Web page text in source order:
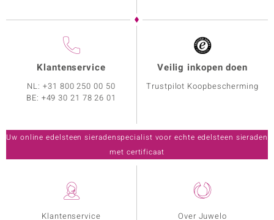
Klantenservice
Over Juwelo
Klantenservice
NL:+31 800 250 00 50
BE: +49 30 21 78 26 01
Veilig inkopen doen
Trustpilot Koopbescherming
Uw online edelsteen sieradenspecialist voor echte edelsteen sieraden
met certificaat